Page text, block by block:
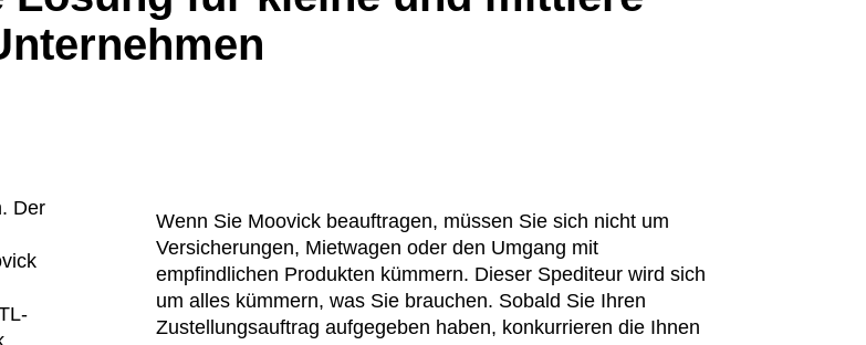
Der
Wenn Sie Moovick beauftragen, müssen Sie sich nicht um
Versicherungen, Mietwagen oder den Umgang mit
empfindlichen Produkten kümmern. Dieser Spediteur wird sich
um alles kümmern, was Sie brauchen. Sobald Sie Ihren
Zustellungsauftrag aufgegeben haben, konkurrieren die Ihnen